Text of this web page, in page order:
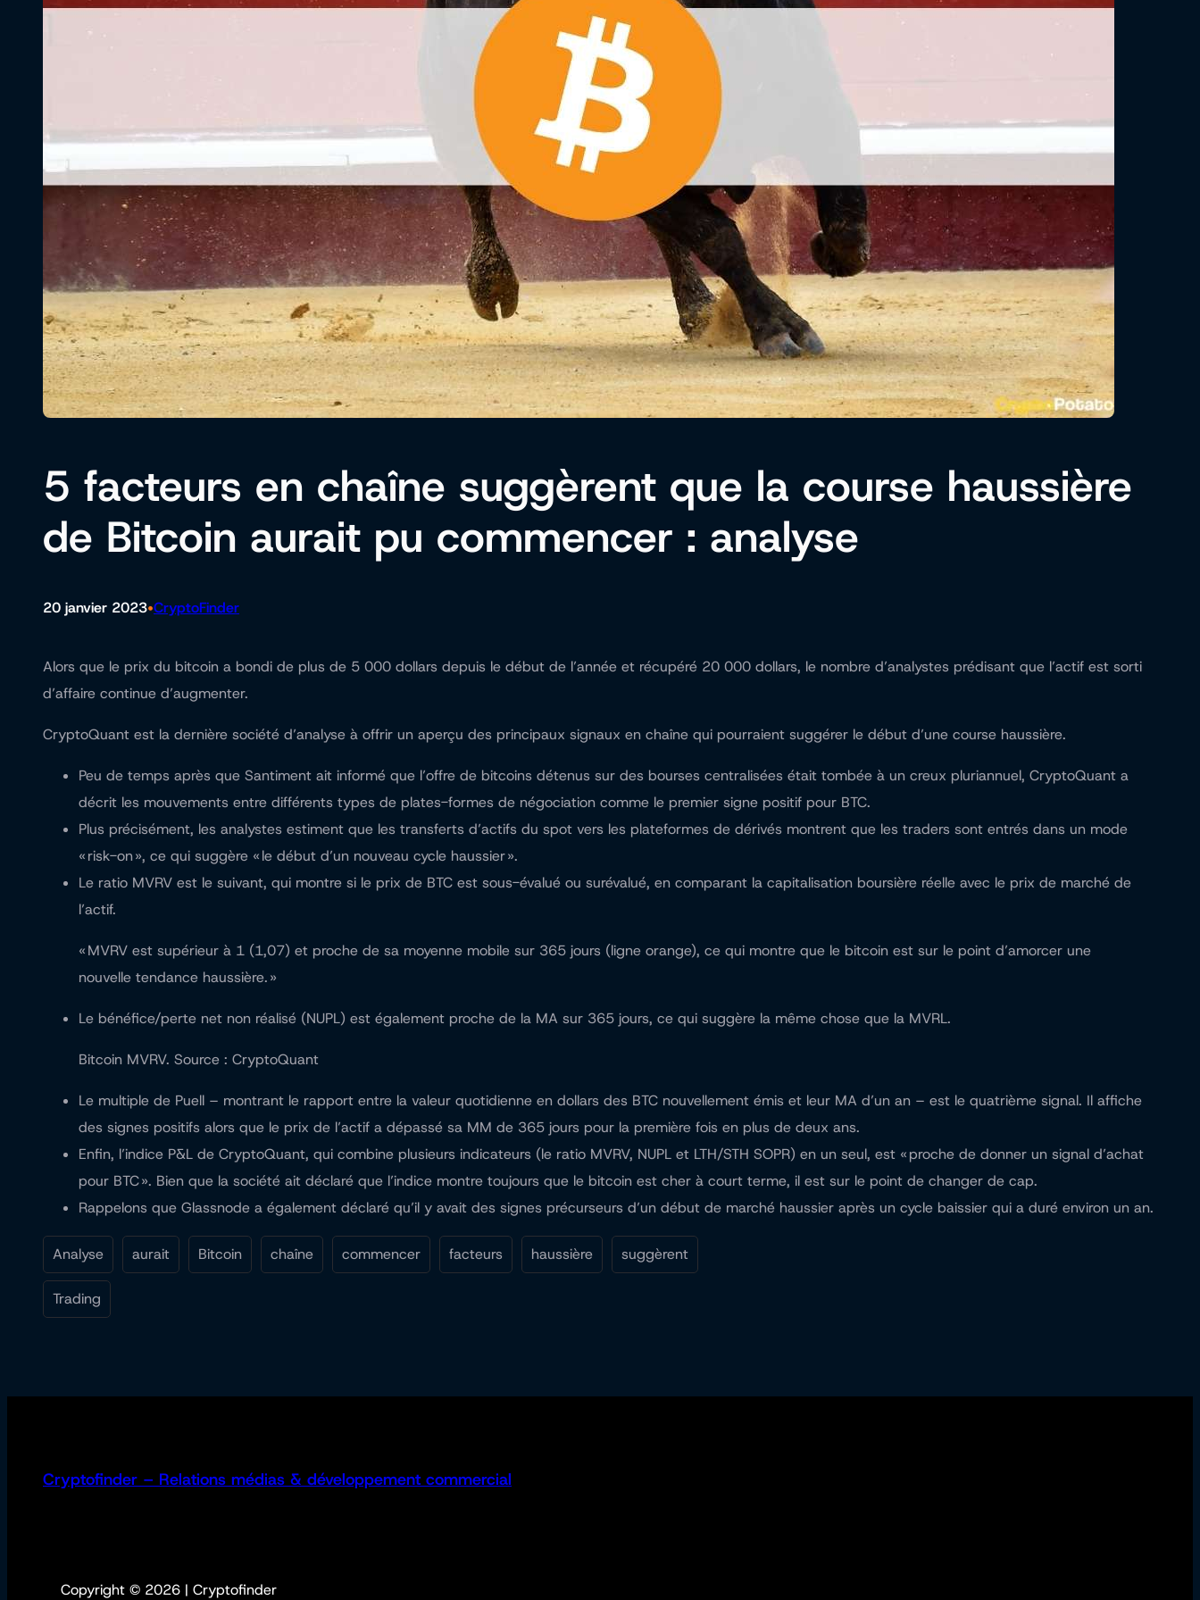
5 facteurs en chaîne suggèrent que la course haussière
de Bitcoin aurait pu commencer : analyse
20 janvier 2023•CryptoFinder
Alors que le prix du bitcoin a bondi de plus de 5 000 dollars depuis le début de l’année et récupéré 20 000 dollars, le nombre d’analystes prédisant que l’actif est sorti
d’affaire continue d’augmenter.
CryptoQuant est la dernière société d’analyse à offrir un aperçu des principaux signaux en chaîne qui pourraient suggérer le début d’une course haussière.
Peu de temps après que Santiment ait informé que l’offre de bitcoins détenus sur des bourses centralisées était tombée à un creux pluriannuel, CryptoQuant a
décrit les mouvements entre différents types de plates-formes de négociation comme le premier signe positif pour BTC.
Plus précisément, les analystes estiment que les transferts d’actifs du spot vers les plateformes de dérivés montrent que les traders sont entrés dans un mode
« risk-on », ce qui suggère « le début d’un nouveau cycle haussier ».
Le ratio MVRV est le suivant, qui montre si le prix de BTC est sous-évalué ou surévalué, en comparant la capitalisation boursière réelle avec le prix de marché de
l’actif.
« MVRV est supérieur à 1 (1,07) et proche de sa moyenne mobile sur 365 jours (ligne orange), ce qui montre que le bitcoin est sur le point d’amorcer une
nouvelle tendance haussière. »
Le bénéfice/perte net non réalisé (NUPL) est également proche de la MA sur 365 jours, ce qui suggère la même chose que la MVRL.
Bitcoin MVRV. Source : CryptoQuant
Le multiple de Puell – montrant le rapport entre la valeur quotidienne en dollars des BTC nouvellement émis et leur MA d’un an – est le quatrième signal. Il affiche
des signes positifs alors que le prix de l’actif a dépassé sa MM de 365 jours pour la première fois en plus de deux ans.
Enfin, l’indice P&L de CryptoQuant, qui combine plusieurs indicateurs (le ratio MVRV, NUPL et LTH/STH SOPR) en un seul, est « proche de donner un signal d’achat
pour BTC ». Bien que la société ait déclaré que l’indice montre toujours que le bitcoin est cher à court terme, il est sur le point de changer de cap.
Rappelons que Glassnode a également déclaré qu’il y avait des signes précurseurs d’un début de marché haussier après un cycle baissier qui a duré environ un an.
Analyse aurait Bitcoin chaîne commencer facteurs haussière suggèrent
Trading
Cryptofinder – Relations médias & développement commercial
Copyright © 2026 | Cryptofinder